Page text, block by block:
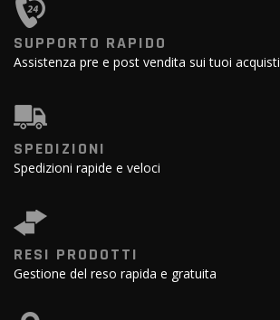
SUPPORTO RAPIDO
Assistenza pre e post vendita sui tuoi acquisti
SPEDIZIONI
Spedizioni rapide e veloci
RESI PRODOTTI
Gestione del reso rapida e gratuita